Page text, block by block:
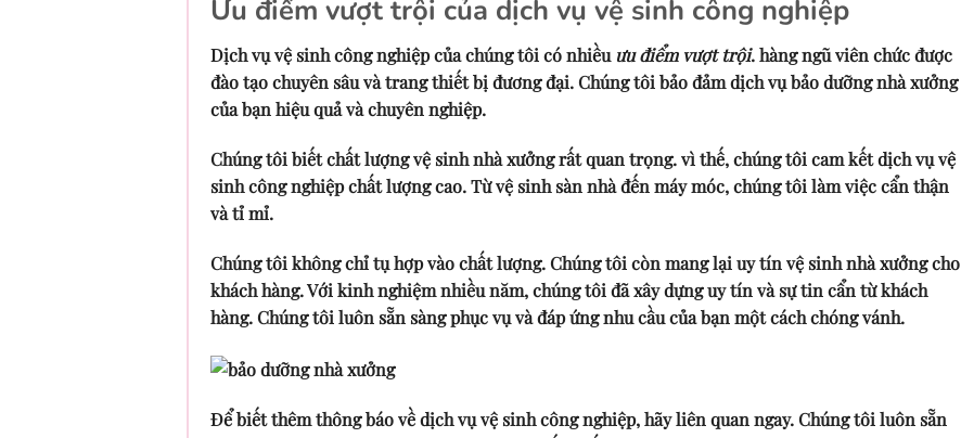
Ưu điểm vượt trội của dịch vụ vệ sinh công nghiệp
Dịch vụ vệ sinh công nghiệp của chúng tôi có nhiều ưu điểm vượt trội. hàng ngũ viên chức được
đào tạo chuyên sâu và trang thiết bị đương đại. Chúng tôi bảo đảm dịch vụ bảo dưỡng nhà xưởng
của bạn hiệu quả và chuyên nghiệp.
Chúng tôi biết chất lượng vệ sinh nhà xưởng rất quan trọng. vì thế, chúng tôi cam kết dịch vụ vệ
sinh công nghiệp chất lượng cao. Từ vệ sinh sàn nhà đến máy móc, chúng tôi làm việc cẩn thận
và tỉ mỉ.
Chúng tôi không chỉ tụ hợp vào chất lượng. Chúng tôi còn mang lại uy tín vệ sinh nhà xưởng cho
khách hàng. Với kinh nghiệm nhiều năm, chúng tôi đã xây dựng uy tín và sự tin cẩn từ khách
hàng. Chúng tôi luôn sẵn sàng phục vụ và đáp ứng nhu cầu của bạn một cách chóng vánh.
Để biết thêm thông báo về dịch vụ vệ sinh công nghiệp, hãy liên quan ngay. Chúng tôi luôn sẵn